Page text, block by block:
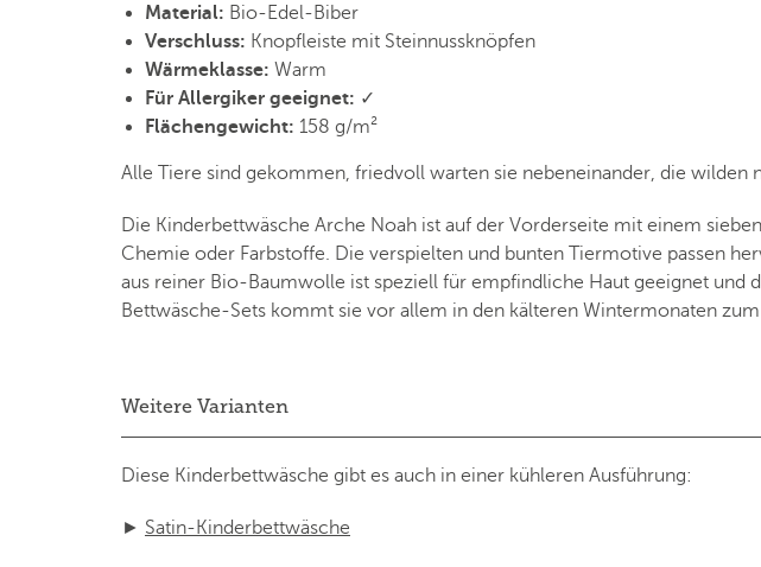
Material: Bio-Edel-Biber
Verschluss: Knopfleiste mit Steinnussknöpfen
Wärmeklasse: Warm
Für Allergiker geeignet: ✓
Flächengewicht: 158 g/m²
Alle Tiere sind gekommen, friedvoll warten sie nebeneinander, die wilden
Die Kinderbettwäsche Arche Noah ist auf der Vorderseite mit einem
Chemie oder Farbstoffe. Die verspielten und bunten Tiermotive passen
aus reiner Bio-Baumwolle ist speziell für empfindliche Haut geeignet und
Bettwäsche-Sets kommt sie vor allem in den kälteren Wintermonaten zum
Weitere Varianten
Diese Kinderbettwäsche gibt es auch in einer kühleren Ausführung:
► Satin-Kinderbettwäsche